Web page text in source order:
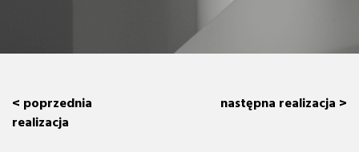
< poprzednia
realizacja
następna realizacja >